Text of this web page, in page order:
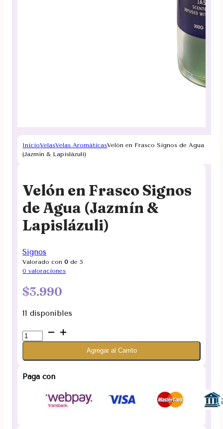
InicioVelasVelas AromáticasVelón en Frasco Signos de Agua
(Jazmín & Lapislázuli)
Velón en Frasco Signos
de Agua (Jazmín &
Lapislázuli)
Signos
Valorado con0 de 5
0 valoraciones
$3.990
11 disponibles
Velón
en
de
(Jazmín
Agregar al Carrito
Paga con